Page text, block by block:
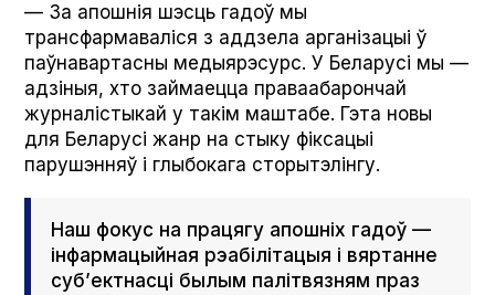
— За апошнія шэсць гадоў мы
трансфармаваліся з аддзела арганізацыі ў
паўнавартасны медыярэсурс. У Беларусі мы —
адзіныя, хто займаецца праваабарончай
журналістыкай у такім маштабе. Гэта новы
для Беларусі жанр на стыку фіксацыі
парушэнняў і глыбокага сторытэлінгу.
Наш фокус на працягу апошніх гадоў —
інфармацыйная рэабілітацыя і вяртанне
суб’ектнасці былым палітвязням праз